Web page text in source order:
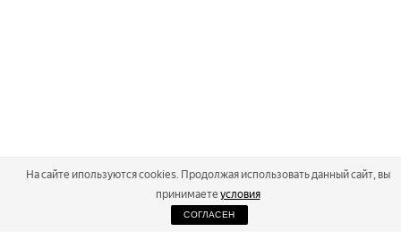
На сайте ипользуются cookies. Продолжая использовать данный сайт, вы
принимаете условия
СОГЛАСЕН